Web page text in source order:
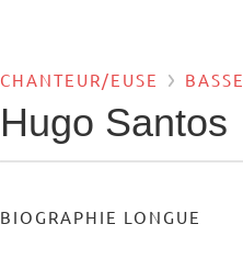
CHANTEUR/EUSE BASSE
Hugo Santos
BIOGRAPHIE LONGUE